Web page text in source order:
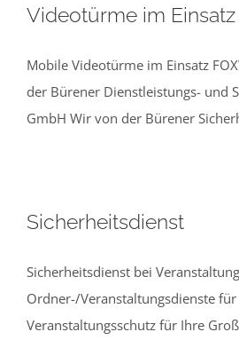
Videotürme im
Mobile Videotürme im Einsatz
der Bürener Dienstleistungs- und
GmbH Wir von der Bürener
Sicherheitsdienst
Sicherheitsdienst bei
Ordner-/Veranstaltungsdienste
Veranstaltungsschutz für Ihre